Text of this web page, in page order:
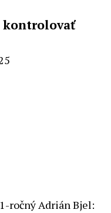
kontrolovať
ročný Adrián Bjel: